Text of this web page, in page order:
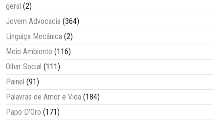
geral (2)
Jovem Advocacia (364)
Linguiça Mecânica (2)
Meio Ambiente (116)
Olhar Social (111)
Painel (91)
Palavras de Amor e Vida (184)
Papo D'Oro (171)